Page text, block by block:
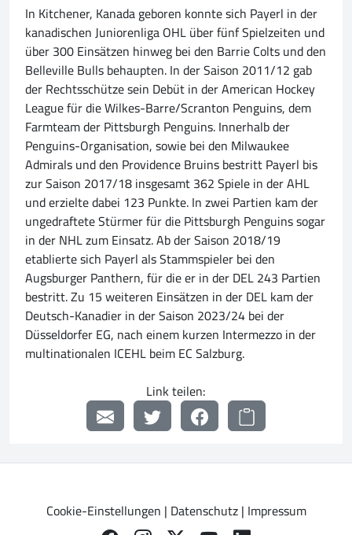
In Kitchener, Kanada geboren konnte sich Payerl in der
kanadischen Juniorenliga OHL über fünf Spielzeiten und
über 300 Einsätzen hinweg bei den Barrie Colts und den
Belleville Bulls behaupten. In der Saison 2011/12 gab
der Rechtsschütze sein Debüt in der American Hockey
League für die Wilkes-Barre/Scranton Penguins, dem
Farmteam der Pittsburgh Penguins. Innerhalb der
Penguins-Organisation, sowie bei den Milwaukee
Admirals und den Providence Bruins bestritt Payerl bis
zur Saison 2017/18 insgesamt 362 Spiele in der AHL
und erzielte dabei 123 Punkte. In zwei Partien kam der
ungedraftete Stürmer für die Pittsburgh Penguins sogar
in der NHL zum Einsatz. Ab der Saison 2018/19
etablierte sich Payerl als Stammspieler bei den
Augsburger Panthern, für die er in der DEL 243 Partien
bestritt. Zu 15 weiteren Einsätzen in der DEL kam der
Deutsch-Kanadier in der Saison 2023/24 bei der
Düsseldorfer EG, nach einem kurzen Intermezzo in der
multinationalen ICEHL beim EC Salzburg.
Link teilen:
Cookie-Einstellungen | Datenschutz| Impressum